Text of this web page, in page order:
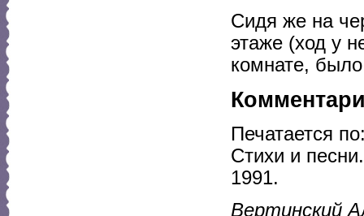
Сидя же на
этаже (ход у
комнате,
Печатается
Стихи и
1991.
Вертинский